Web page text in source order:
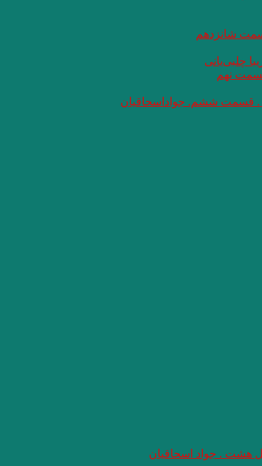
شانزدهم
چلبی‌یانی
نهم
. قسمت ششم. جواداسحاقیان
هشت . جواد اسحاقیان